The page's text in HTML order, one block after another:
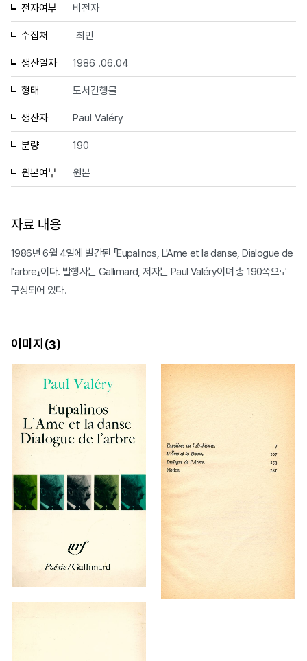
전자여부 비전자
수집처 최민
생산일자 1986 .06.04
형태 도서간행물
생산자 Paul Valéry
분량 190
원본여부 원본
자료 내용
1986년 6월 4일에 발간된 『Eupalinos, L'Ame et la danse, Dialogue de
l'arbre』이다. 발행사는 Gallimard, 저자는 Paul Valéry이며 총 190쪽으로
구성되어 있다.
이미지(3)